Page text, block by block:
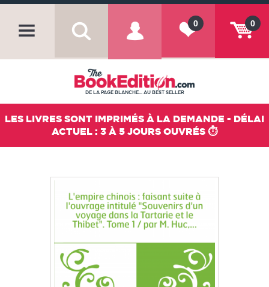
0
0
DE LA PAGE BLANCHE... AU BEST SELLER
LES LIVRES SONT IMPRIMÉS À LA DEMANDE - DÉLAI
ACTUEL : 3 À 5 JOURS OUVRÉS ⏱️